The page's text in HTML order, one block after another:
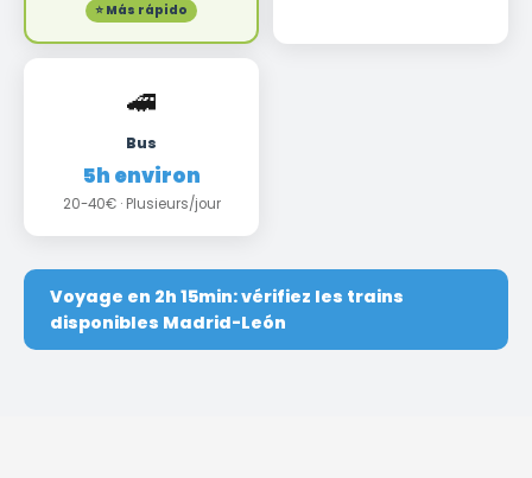
⭐ Más rápido
🚄
Bus
5h environ
20-40€ · Plusieurs/jour
Voyage en 2h 15min: vérifiez les trains
disponibles Madrid-León